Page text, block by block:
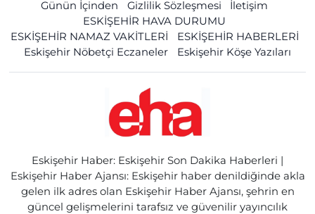
Günün İçinden
Gizlilik Sözleşmesi
İletişim
ESKİŞEHİR HAVA DURUMU
ESKİŞEHİR NAMAZ VAKİTLERİ
ESKİŞEHİR HABERLERİ
Eskişehir Nöbetçi Eczaneler
Eskişehir Köşe Yazıları
Eskişehir Haber: Eskişehir Son Dakika Haberleri |
Eskişehir Haber Ajansı: Eskişehir haber denildiğinde akla
gelen ilk adres olan Eskişehir Haber Ajansı, şehrin en
güncel gelişmelerini tarafsız ve güvenilir yayıncılık